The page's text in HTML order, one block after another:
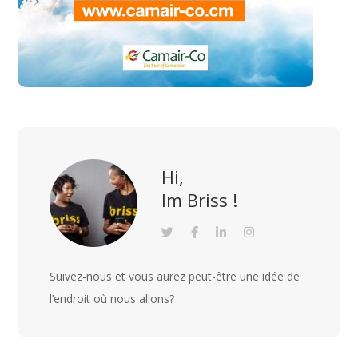
Hi,
Im Briss !
Suivez-nous et vous aurez peut-être une idée de
l’endroit où nous allons?